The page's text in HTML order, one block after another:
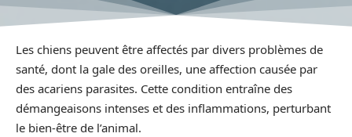
Les chiens peuvent être affectés par divers problèmes de
santé, dont la gale des oreilles, une affection causée par
des acariens parasites. Cette condition entraîne des
démangeaisons intenses et des inflammations, perturbant
le bien-être de l’animal.